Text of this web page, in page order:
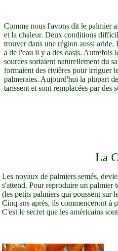
Comme nous l'avons dit le palmier
et la chaleur. Deux conditions
trouver dans une région aussi aride.
a de l'eau il y a des oasis. Autrefois
sources sortaient naturellement du
formaient des rivières pour irriguer
palmeraies. Aujourd'hui la plupart
tarissent et sont remplacées par des
La
Les noyaux de palmiers semés,
s'attend. Pour reproduire un palmier
(les petits palmiers qui poussent sur
Cinq ans après, ils commenceront à
C'est le secret que les américains